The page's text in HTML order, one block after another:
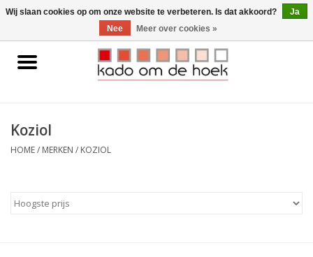
0 Artikelen - €0,00
Home
Gadgets
Koziol
HOME/ MERKEN / KOZIOL
Wij slaan cookies op om onze website te verbeteren. Is dat akkoord?
Ja
Nee
Meer over cookies »